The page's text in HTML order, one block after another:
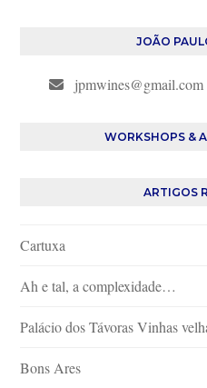
JOÃO
jpmwines@gmail.com
WORKSHOPS &
ARTIGOS
Cartuxa
Ah e tal, a complexidade…
Palácio dos Távoras Vinhas
Bons Ares